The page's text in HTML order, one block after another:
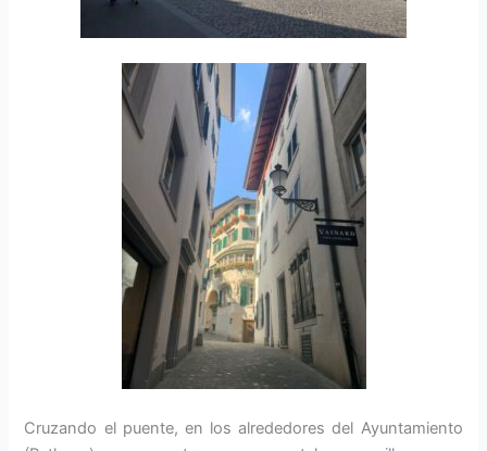
Cruzando el puente, en los alrededores del Ayuntamiento